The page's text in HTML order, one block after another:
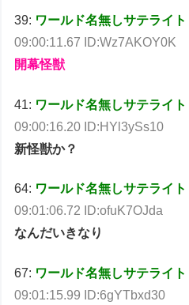
39: ワールド名無しサテライト
09:00:11.67 ID:Wz7AKOY0K
開幕怪獣
41: ワールド名無しサテライト
09:00:16.20 ID:HYl3ySs10
新怪獣か？
64: ワールド名無しサテライト
09:01:06.72 ID:ofuK7OJda
なんだいきなり
67: ワールド名無しサテライト
09:01:15.99 ID:6gYTbxd30